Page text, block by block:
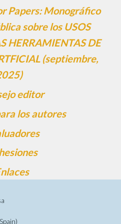
Papers: Monográfico
sobre los USOS
HERRAMIENTAS DE
(septiembre,
editor
los autores